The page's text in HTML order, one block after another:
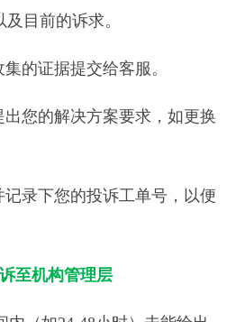
目前的诉求。
的证据提交给客服。
您的解决方案要求，如更换
录下您的投诉工单号，以便
至机构管理层